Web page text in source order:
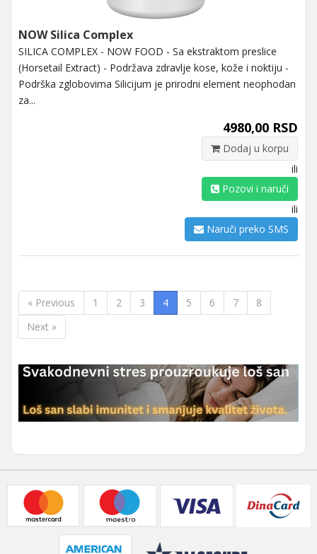
NOW Silica Complex
SILICA COMPLEX - NOW FOOD - Sa ekstraktom preslice
(Horsetail Extract) - Podržava zdravlje kose, kože i noktiju -
Podrška zglobovima Silicijum je prirodni element neophodan
za...
4980,00 RSD
Dodaj u korpu
ili
Pozovi i naruči
ili
Naruči preko SMS
« Previous 1 2 3 4 5 6 7
8
Next »